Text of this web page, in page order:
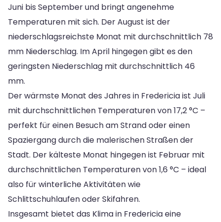
Juni bis September und bringt angenehme
Temperaturen mit sich. Der August ist der
niederschlagsreichste Monat mit durchschnittlich 78
mm Niederschlag. Im April hingegen gibt es den
geringsten Niederschlag mit durchschnittlich 46
mm.
Der wärmste Monat des Jahres in Fredericia ist Juli
mit durchschnittlichen Temperaturen von 17,2 °C –
perfekt für einen Besuch am Strand oder einen
Spaziergang durch die malerischen Straßen der
Stadt. Der kälteste Monat hingegen ist Februar mit
durchschnittlichen Temperaturen von 1,6 °C – ideal
also für winterliche Aktivitäten wie
Schlittschuhlaufen oder Skifahren.
Insgesamt bietet das Klima in Fredericia eine